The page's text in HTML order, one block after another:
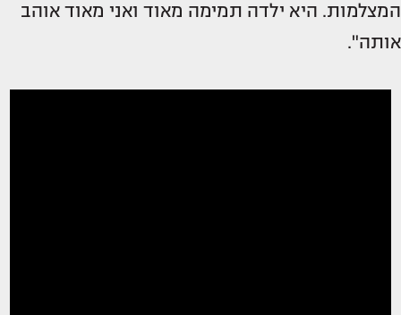
המצלמות. היא ילדה תמימה מאוד ואני מאוד אוהב
אותה".